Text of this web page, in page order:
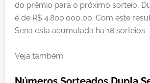
do prêmio para o próximo sorteio,
é de R$ 4.800.000,00. Com este
Sena esta acumulada ha 18 sorteios
Veja também: